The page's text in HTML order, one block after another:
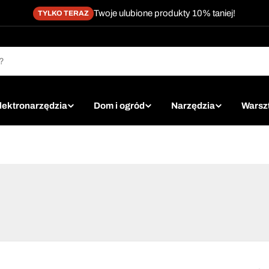
TYLKO TERAZ Twoje ulubione produkty 10% taniej!
Dom i ogród Narzędzia